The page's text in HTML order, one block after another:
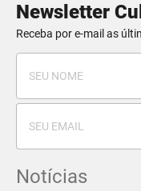
Newsletter
Receba por e-mail as
Notícias